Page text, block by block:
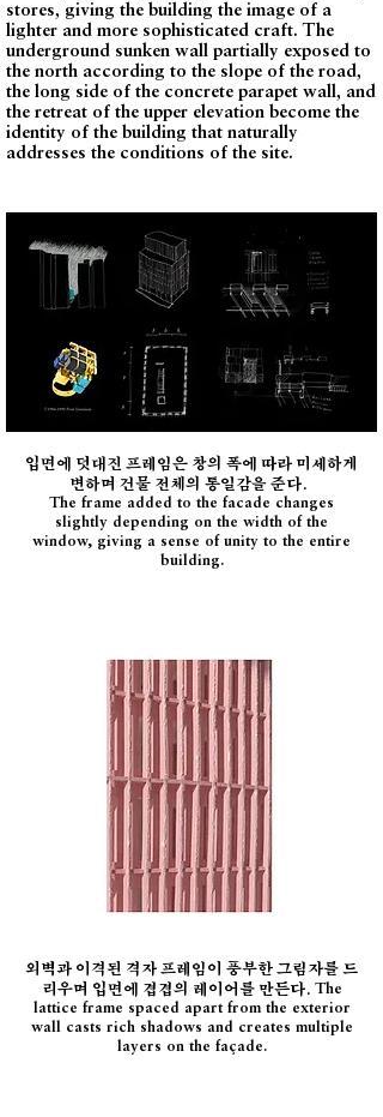
stores, giving the building the image of a
lighter and more sophisticated craft. The
underground sunken wall partially exposed to
the north according to the slope of the road,
the long side of the concrete parapet wall, and
the retreat of the upper elevation become the
identity of the building that naturally
addresses the conditions of the site.
입면에 덧대진 프레임은 창의 폭에 따라 미세하게
변하며 건물 전체의 통일감을 준다.
The frame added to the facade changes
slightly depending on the width of the
window, giving a sense of unity to the entire
building.
외벽과 이격된 격자 프레임이 풍부한 그림자를 드
리우며 입면에 겹겹의 레이어를 만든다. The
lattice frame spaced apart from the exterior
wall casts rich shadows and creates multiple
layers on the façade.